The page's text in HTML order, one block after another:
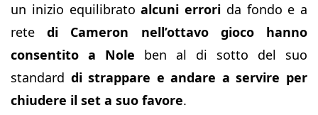
un inizio equilibratoalcuni errori da fondo e a
retedi Cameron nell’ottavo gioco
hanno
consentito a Nole ben al di sotto del suo
standard di strappare e andare a servire per
chiudere il set a suo favore.